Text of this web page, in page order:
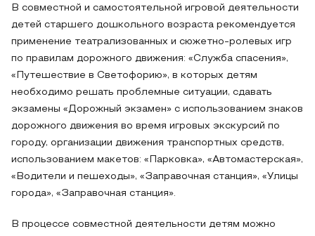
В совместной и самостоятельной игровой деятельности
детей старшего дошкольного возраста рекомендуется
применение театрализованных и сюжетно-ролевых игр
по правилам дорожного движения: «Служба спасения»,
«Путешествие в Светофорию», в которых детям
необходимо решать проблемные ситуации, сдавать
экзамены «Дорожный экзамен» с использованием знаков
дорожного движения во время игровых экскурсий по
городу, организации движения транспортных средств,
использованием макетов: «Парковка», «Автомастерская»,
«Водители и пешеходы», «Заправочная станция», «Улицы
города», «Заправочная станция».
В процессе совместной деятельности детям можно